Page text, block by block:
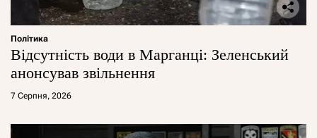
Політика
Відсутність води в Марганці: Зеленський
анонсував звільнення
7 Серпня, 2026